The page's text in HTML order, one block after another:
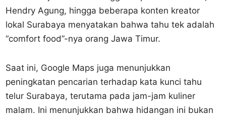
Hendry Agung, hingga beberapa konten kreator
lokal Surabaya menyatakan bahwa tahu tek adalah
“comfort food”-nya orang Jawa Timur.
Saat ini, Google Maps juga menunjukkan
peningkatan pencarian terhadap kata kunci tahu
telur Surabaya, terutama pada jam-jam kuliner
malam. Ini menunjukkan bahwa hidangan ini bukan